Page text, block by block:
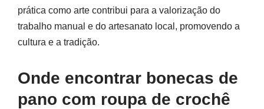
prática como arte contribui para a valorização do
trabalho manual e do artesanato local, promovendo a
cultura e a tradição.
Onde encontrar bonecas de
pano com roupa de crochê